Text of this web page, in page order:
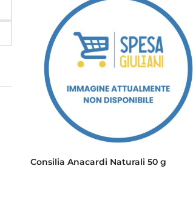
Consilia Anacardi Naturali 50 g